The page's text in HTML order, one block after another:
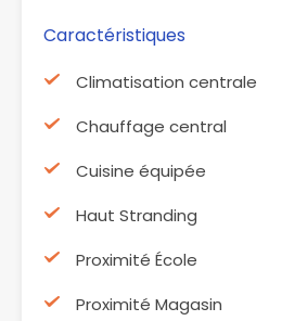
Caractéristiques
Climatisation centrale
Chauffage central
Cuisine équipée
Haut Stranding
Proximité École
Proximité Magasin